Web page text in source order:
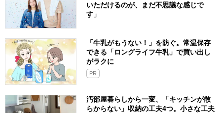
いただけるのが、まだ不思議な感じで
す」
「牛乳がもうない！」を防ぐ。常温保存
できる「ロングライフ牛乳」で買い出し
がラクに
PR
汚部屋暮らしから一変、「キッチンが散
らからない」収納の工夫4つ。小さな工夫